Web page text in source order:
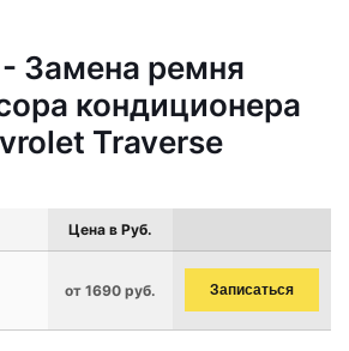
Замена ремня
кондиционера
Traverse
Цена в Руб.
от 1690 руб. Записаться